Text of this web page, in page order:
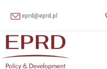
eprd@eprd.pl